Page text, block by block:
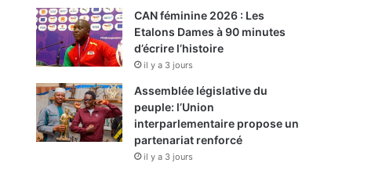
CAN féminine 2026 : Les
Etalons Dames à 90 minutes
d’écrire l’histoire
il y a 3 jours
Assemblée législative du
peuple: l’Union
interparlementaire propose un
partenariat renforcé
il y a 3 jours